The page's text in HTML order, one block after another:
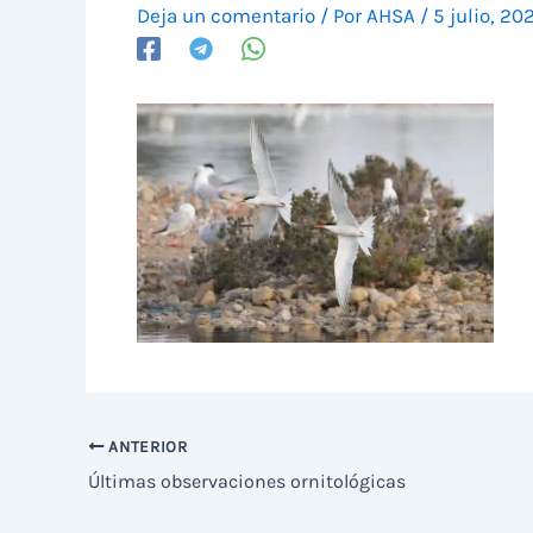
Deja un comentario / Por AHSA / 5 julio,
ANTERIOR
Últimas observaciones ornitológicas